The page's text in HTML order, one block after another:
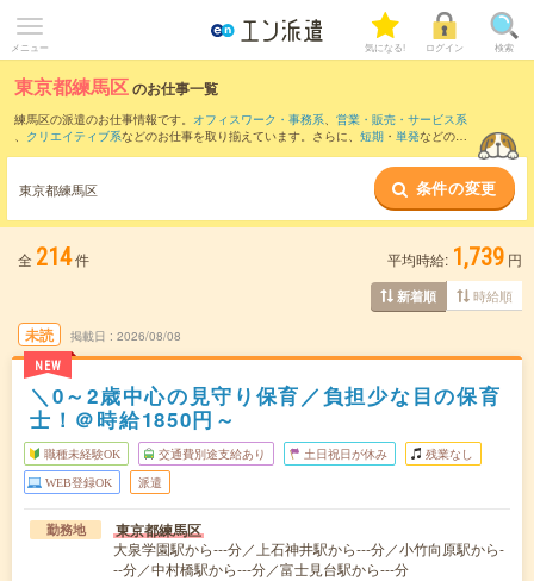
メニュー 気になる! ログイン 検索
東京都練馬区のお仕事一覧
練馬区の派遣のお仕事情報です。 オフィスワーク・事務系、 営業・販売・サービス系
、 クリエイティブ系などのお仕事を取り揃えています。さらに、 短期 ・ 単発などの期
また、中野区・
など隣接エリアのお仕事もご確認い
ただけます。
東京都練馬区 条件の変更
全 214件 平均時給: 1,739 円
新着順 時給順
未読
NEW
掲載日 2026/08/08
＼0～2歳中心の見守り保育／負担少な目の保育
士！＠時給1850円～
職種未経験OK 交通費別途支給あり 土日祝日が休み 残業なし
WEB登録OK 派遣
勤務地 東京都練馬区
大泉学園駅から---分／上石神井駅から---分／小竹向原駅から-
--分／中村橋駅から---分／富士見台駅から---分